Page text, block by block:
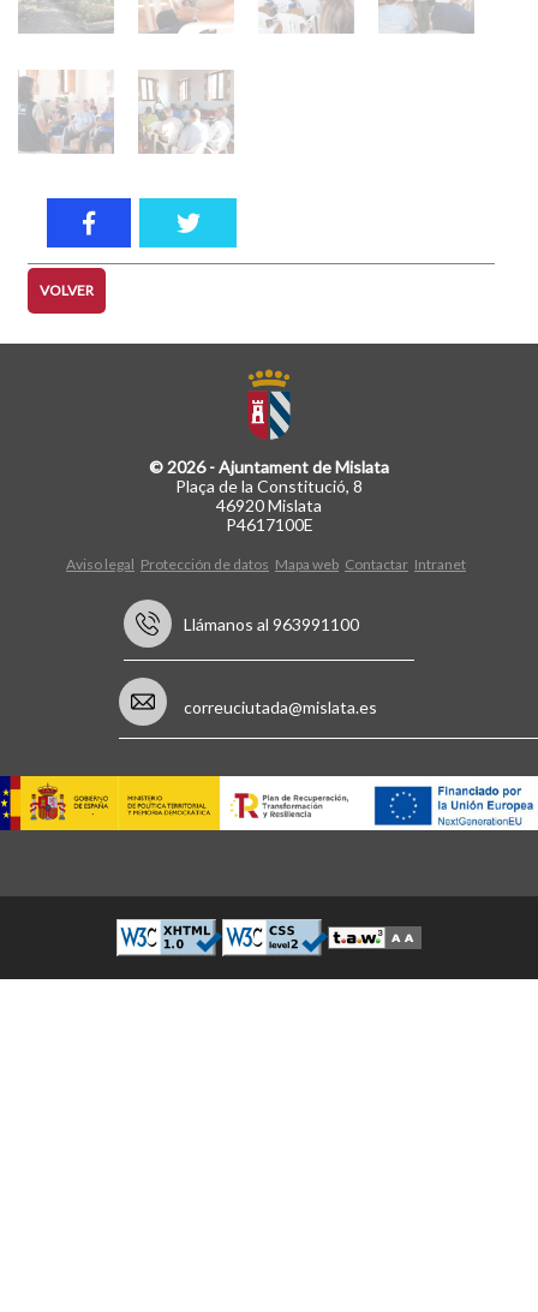
VOLVER
© 2026 - Ajuntament de Mislata
Plaça de la Constitució, 8
46920 Mislata
P4617100E
Aviso legal Protección de datos Mapa web Contactar Intranet
Llámanos al 963991100
correuciutada@mislata.es